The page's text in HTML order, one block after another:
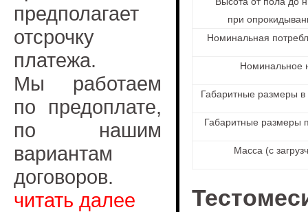
предполагает
отсрочку
платежа.
Мы работаем
по предоплате,
по нашим
вариантам
договоров.
читать далее
при
Номинальная
Номинальное
Габаритные размеры
Габаритные размеры
Масса (с